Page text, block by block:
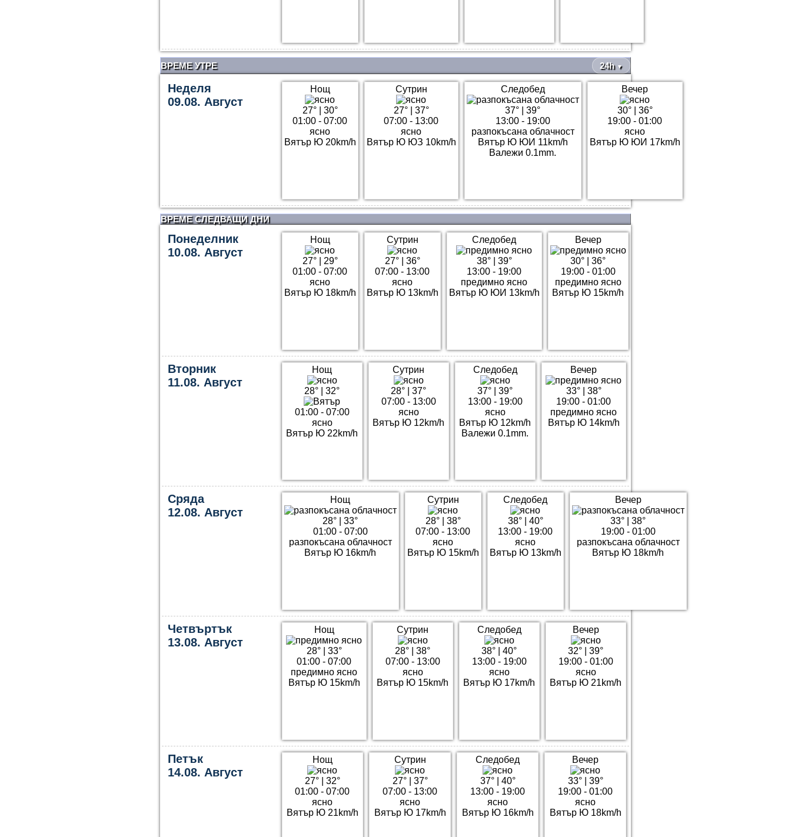
ВРЕМЕ УТРЕ 24h ▼
Неделя
09.08. Август
Нощ
27°| 30°
01:00 - 07:00
ясно
Вятър Ю 20km/h
Сутрин
27°| 37°
07:00 - 13:00
ясно
Вятър Ю ЮЗ 10km/h
Следобед
37°
39°
13:00 - 19:00
разпокъсана облачност
Вятър Ю ЮИ 11km/h
Валежи 0.1mm.
Вечер
30°| 36°
19:00 - 01:00
ясно
Вятър Ю ЮИ 17km/h
ВРЕМЕ СЛЕДВАЩИ ДНИ
Понеделник
10.08. Август
Нощ
27°| 29°
01:00 - 07:00
ясно
Вятър Ю 18km/h
Сутрин
27°| 36°
07:00 - 13:00
ясно
Вятър Ю 13km/h
Следобед
38°| 39°
13:00 - 19:00
предимно ясно
Вятър Ю ЮИ 13km/h
Вечер
30°
36°
19:00 - 01:00
предимно ясно
Вятър Ю 15km/h
Вторник
11.08. Август
Нощ
28° |32°
01:00 - 07:00
ясно
Вятър Ю 22km/h
Сутрин
28° |37°
07:00 - 13:00
ясно
Вятър Ю 12km/h
Следобед
37° |39°
13:00 - 19:00
ясно
Вятър Ю 12km/h
Валежи 0.1mm.
Вечер
33°| 38°
19:00 - 01:00
предимно ясно
Вятър Ю 14km/h
Сряда
12.08. Август
Нощ
28°
33°
01:00 - 07:00
разпокъсана облачност
Вятър Ю 16km/h
Сутрин
28°| 38°
07:00 - 13:00
ясно
Вятър Ю 15km/h
Следобед
38°| 40°
13:00 - 19:00
ясно
Вятър Ю 13km/h
Вечер
33°
38°
19:00 - 01:00
разпокъсана облачност
Вятър Ю 18km/h
Четвъртък
13.08. Август
Нощ
28°| 33°
01:00 - 07:00
предимно ясно
Вятър Ю 15km/h
Сутрин
28° |38°
07:00 - 13:00
ясно
Вятър Ю 15km/h
Следобед
38° |40°
13:00 - 19:00
ясно
Вятър Ю 17km/h
Вечер
32° |39°
19:00 - 01:00
ясно
Вятър Ю 21km/h
Петък
14.08. Август
Нощ
27°| 32°
01:00 - 07:00
ясно
Вятър Ю 21km/h
Сутрин
27°| 37°
07:00 - 13:00
ясно
Вятър Ю 17km/h
Следобед
37°| 40°
13:00 - 19:00
ясно
Вятър Ю 16km/h
Вечер
33°| 39°
19:00 - 01:00
ясно
Вятър Ю 18km/h